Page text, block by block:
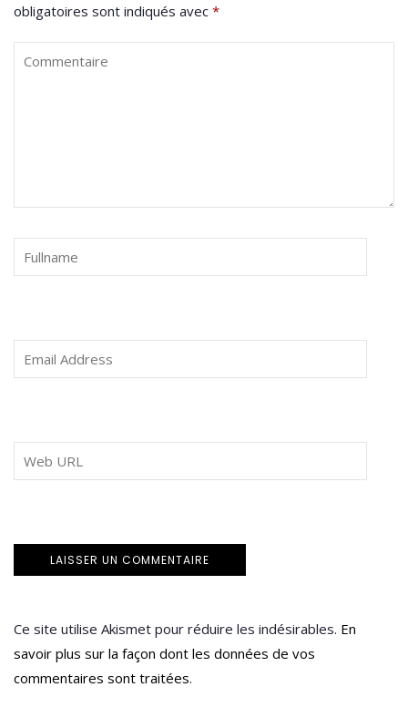
obligatoires sont indiqués avec *
Ce site utilise Akismet pour réduire les indésirables. En
savoir plus sur la façon dont les données de vos
commentaires sont traitées.